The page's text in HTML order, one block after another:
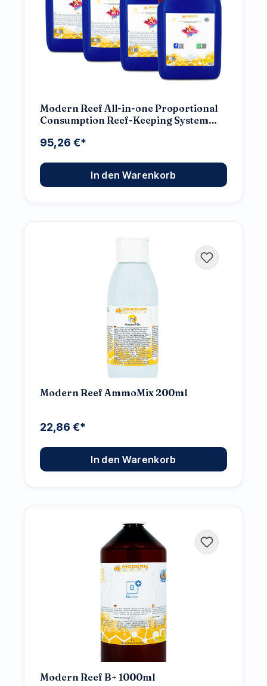
Modern Reef All-in-one Proportional
Consumption Reef-Keeping System
95,26 €*
In den Warenkorb
Modern Reef AmmoMix 200ml
22,86 €*
In den Warenkorb
Modern Reef B+ 1000ml